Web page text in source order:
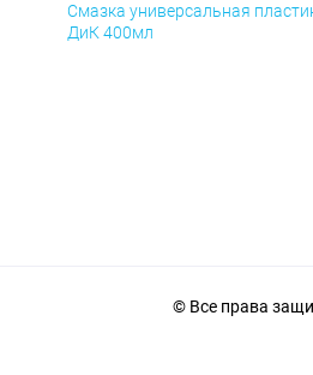
Смазка универсальная
ДиК 400мл
© Все права